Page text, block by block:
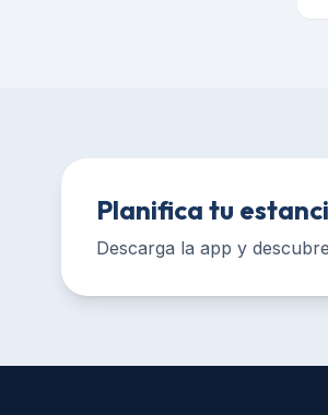
Planifica tu
Descarga la app y